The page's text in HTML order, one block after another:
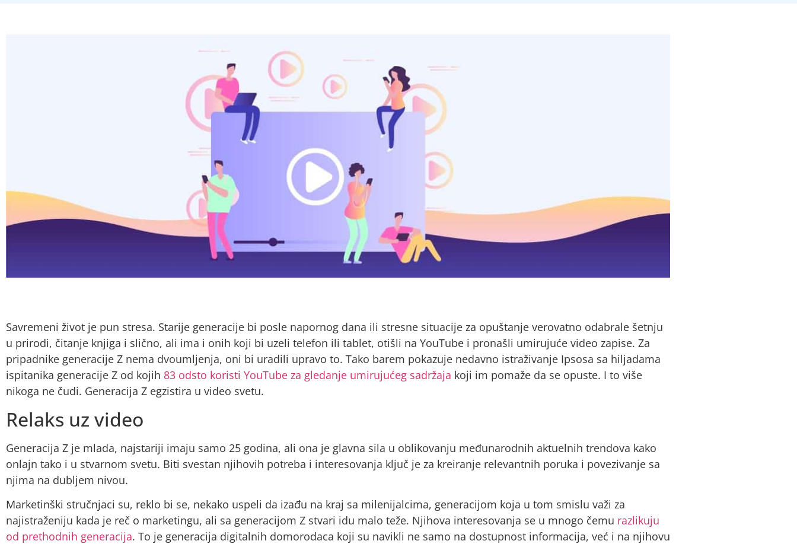
Savremeni život je pun stresa. Starije generacije bi posle napornog dana ili stresne situacije za opuštanje verovatno odabrale šetnju
u prirodi, čitanje knjiga i slično, ali ima i onih koji bi uzeli telefon ili tablet, otišli na YouTube i pronašli umirujuće video zapise. Za
pripadnike generacije Z nema dvoumljenja, oni bi uradili upravo to. Tako barem pokazuje nedavno istraživanje Ipsosa sa hiljadama
ispitanika generacije Z od kojih 83 odsto koristi YouTube za gledanje umirujućeg sadržaja koji im pomaže da se opuste. I to više
nikoga ne čudi. Generacija Z egzistira u video svetu.
Relaks uz video
Generacija Z je mlada, najstariji imaju samo 25 godina, ali ona je glavna sila u oblikovanju međunarodnih aktuelnih trendova kako
onlajn tako i u stvarnom svetu. Biti svestan njihovih potreba i interesovanja ključ je za kreiranje relevantnih poruka i povezivanje sa
njima na dubljem nivou.
Marketinški stručnjaci su, reklo bi se, nekako uspeli da izađu na kraj sa milenijalcima, generacijom koja u tom smislu važi za
najistraženiju kada je reč o marketingu, ali sa generacijom Z stvari idu malo teže. Njihova interesovanja se u mnogo čemu razlikuju
od prethodnih generacija. To je generacija digitalnih domorodaca koji su navikli ne samo na dostupnost informacija, već i na njihovu